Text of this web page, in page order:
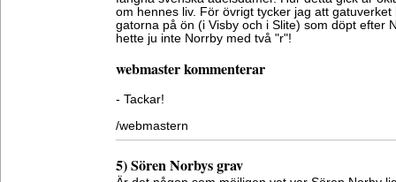
om hennes liv. För övrigt tycker jag att
gatorna på ön (i Visby och i Slite) som döpt efter
hette ju inte Norrby med två "r"!
webmaster kommenterar
- Tackar!
/webmastern
5) Sören Norbys grav